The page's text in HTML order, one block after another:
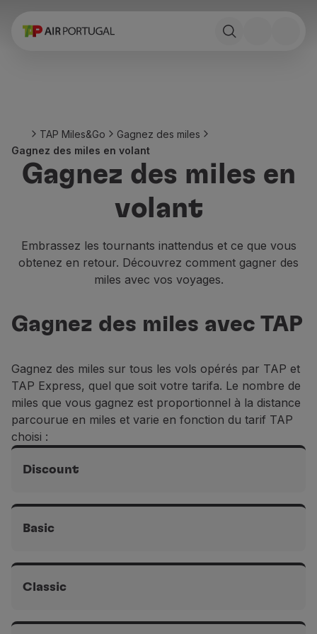
Réserver
Stopover
Informations de voyage
Bagage
Besoins spéciaux
Voyager avec des animaux
Femmes enceintes
Exigences et documentation
Vols en Economy
Divertissements
Wi-Fi
Gérer de réservation
Gestion des Réserves
Extras et Upgrades
Facture en ligne
Bons TAP
Enregistrement
TAP Miles&Go
Programme TAP Miles&Go
TAP Miles&Go
Gagnez des miles
Gagnez des miles en volant
Gagnez des miles en
volant
Embrassez les tournants inattendus et ce que vous
obtenez en retour. Découvrez comment gagner des
miles avec vos voyages.
Gagnez des miles avec TAP
Gagnez des miles sur tous les vols opérés par TAP et
TAP Express, quel que soit votre tarifa. Le nombre de
miles que vous gagnez est proportionnel à la distance
parcourue en miles et varie en fonction du tarif TAP
choisi :
Discount
Intercontinentaux
Basic
Intercontinentaux
Classic